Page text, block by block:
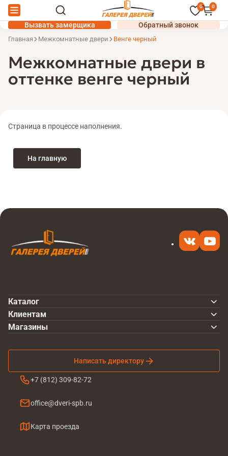
0 0
Вызвать замерщика Обратный звонок
Главная Межкомнатные двери Венге черный
Межкомнатные двери в
оттенке венге черный
Страница в процессе наполнения.
На главную
Каталог
Клиентам
Написать директору
+7 (812) 309-82-72
office@dveri-spb.ru
Карта проезда
Магазины